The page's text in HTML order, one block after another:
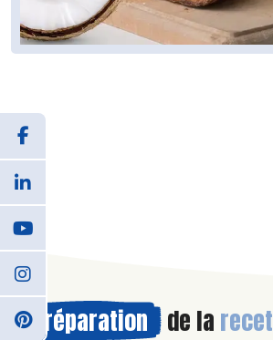
Préparation de la